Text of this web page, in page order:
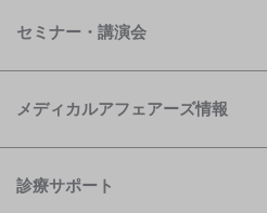
セミナー・講演会
メディカルアフェアーズ情報
診療サポート